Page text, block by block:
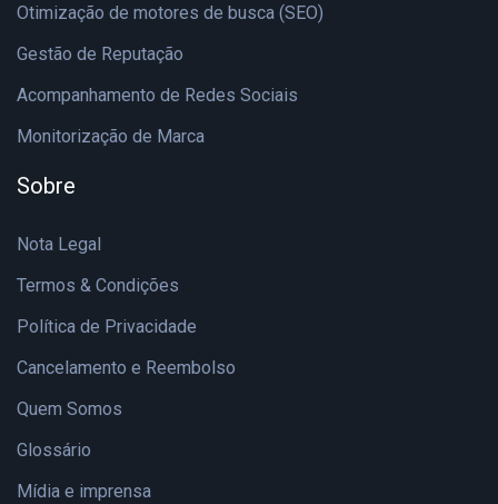
Otimização de motores de busca (SEO)
Gestão de Reputação
Acompanhamento de Redes Sociais
Monitorização de Marca
Sobre
Nota Legal
Termos & Condições
Política de Privacidade
Cancelamento e Reembolso
Quem Somos
Glossário
Mídia e imprensa